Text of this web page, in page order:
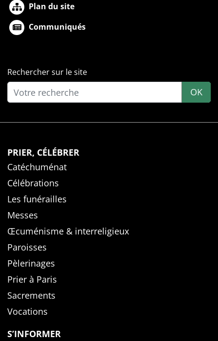
Plan du site
Communiqués
Rechercher sur le site
OK
PRIER, CÉLÉBRER
Catéchuménat
Célébrations
Les funérailles
Messes
Œcuménisme & interreligieux
Paroisses
Pèlerinages
Prier à Paris
Sacrements
Vocations
S’INFORMER